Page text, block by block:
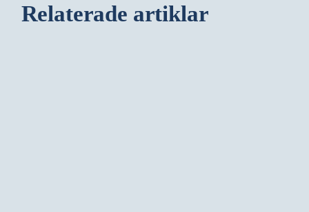
Relaterade artiklar